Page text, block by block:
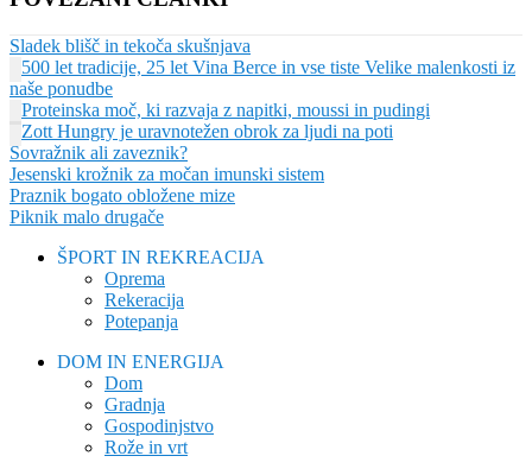
Sladek blišč in tekoča skušnjava
500 let tradicije, 25 let Vina Berce in vse tiste Velike malenkosti iz
naše ponudbe
Proteinska moč, ki razvaja z napitki, moussi in pudingi
Zott Hungry je uravnotežen obrok za ljudi na poti
Sovražnik ali zaveznik?
Jesenski krožnik za močan imunski sistem
Praznik bogato obložene mize
Piknik malo drugače
ŠPORT IN REKREACIJA
Oprema
Rekeracija
Potepanja
DOM IN ENERGIJA
Dom
Gradnja
Gospodinjstvo
Rože in vrt